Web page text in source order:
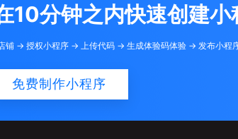
分钟之内快速创建小
铺 -> 授权小程序 -> 上传代码 -> 生成体验码体验 -> 发布小程
免费制作小程序